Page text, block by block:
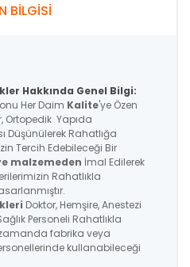
BİLGİSİ
Hakkında Genel Bilgi:
Her Daim Kalite'ye Özen
Ortopedik Yapıda
Düşünülerek Rahatlığa
Tercih Edebileceği Bir
malzemeden İmal Edilerek
Rahatlıkla
Doktor, Hemşire, Anestezi
Personeli Rahatlıkla
fabrika veya
kullanabileceği